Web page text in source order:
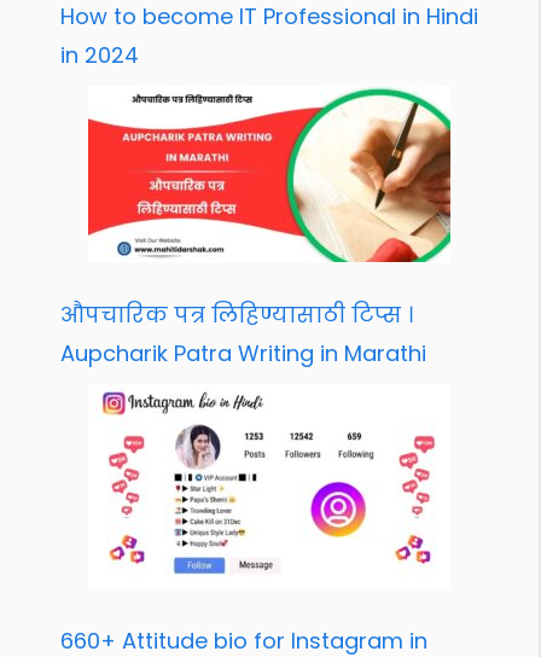
How to become IT Professional in Hindi
in 2024
औपचारिक पत्र लिहिण्यासाठी टिप्स ।
Aupcharik Patra Writing in Marathi
660+ Attitude bio for Instagram in